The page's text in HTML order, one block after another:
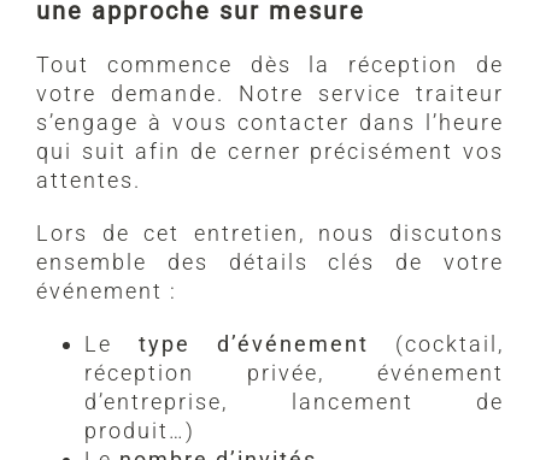
une approche sur mesure
Tout commence dès la réception de
votre demande. Notre service traiteur
s’engage à vous contacter dans l’heure
qui suit afin de cerner précisément vos
attentes.
Lors de cet entretien, nous discutons
ensemble des détails clés de votre
événement :
Le type d’événement (cocktail,
réception privée, événement
d’entreprise, lancement de
produit…)